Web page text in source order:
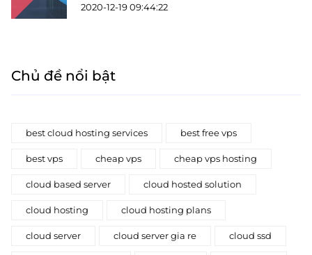
2020-12-19 09:44:22
Chủ đề nổi bật
best cloud hosting services best free vps
best vps cheap vps cheap vps hosting
cloud based server cloud hosted solution
cloud hosting cloud hosting plans
cloud server cloud server gia re cloud ssd